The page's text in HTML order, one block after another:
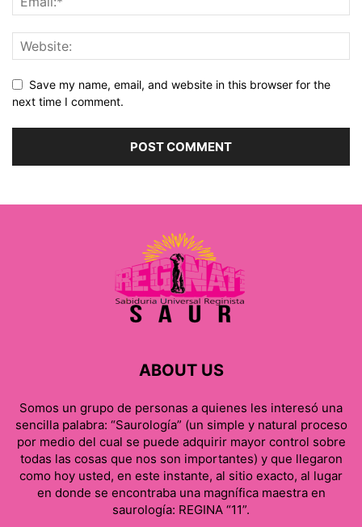
Save my name, email, and website in this browser for the
next time I comment.
ABOUT US
Somos un grupo de personas a quienes les interesó una
sencilla palabra: “Saurología” (un simple y natural proceso
por medio del cual se puede adquirir mayor control sobre
todas las cosas que nos son importantes) y que llegaron
como hoy usted, en este instante, al sitio exacto, al lugar
en donde se encontraba una magnífica maestra en
saurología: REGINA “11”.